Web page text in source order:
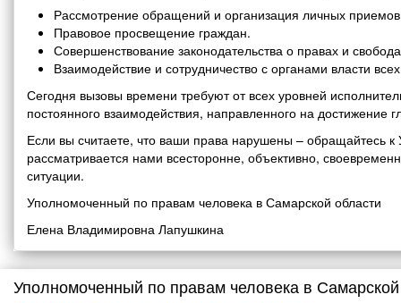
Рассмотрение обращений и организация личных
Правовое просвещение граждан.
Совершенствование законодательства о правах и
Взаимодействие и сотрудничество с органами власти
Сегодня вызовы времени требуют от всех уровней
постоянного взаимодействия, направленного на
Если вы считаете, что ваши права нарушены – обращайтесь
рассматривается нами всесторонне, объективно,
ситуации.
Уполномоченный по правам человека в Самарской области
Елена Владимировна Лапушкина
Уполномоченный по правам человека в